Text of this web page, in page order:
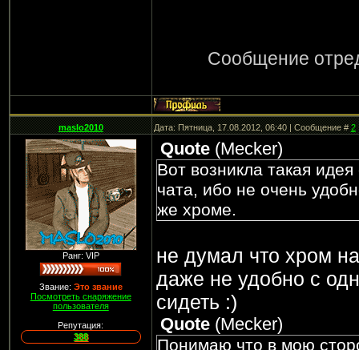
Сообщение
maslo2010 Дата: Пятница, 17.08.2012, 06:40 | Сообщение #2
Ранг: VIP
Звание: Это звание
Посмотреть снаряжение
пользователя
Репутация:
388
Quote(Mecker)
Вот возникла такая
чата, ибо не очень
же хроме.
не думал что хром
даже не удобно с
сидеть :)
Quote(Mecker)
Понимаю что в мою